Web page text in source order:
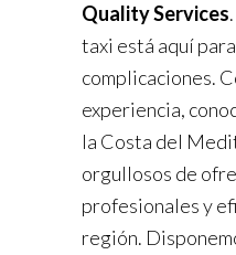
Quality Services
taxi está aquí
complicaciones.
experiencia,
la Costa del
orgullosos de
profesionales y
región.